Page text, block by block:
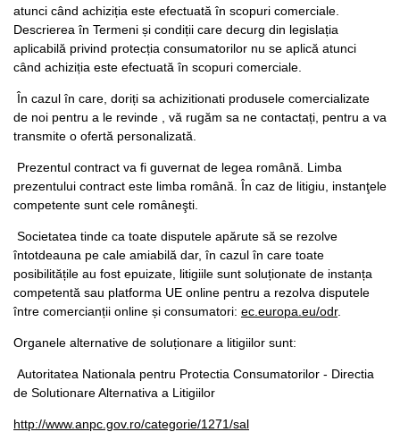
atunci când achiziția este efectuată în scopuri comerciale.
Descrierea în Termeni și condiții care decurg din legislația
aplicabilă privind protecția consumatorilor nu se aplică atunci
când achiziția este efectuată în scopuri comerciale.
În cazul în care, doriți sa achizitionati produsele comercializate
de noi pentru a le revinde , vă rugăm sa ne contactați, pentru a va
transmite o ofertă personalizată.
Prezentul contract va fi guvernat de legea română. Limba
prezentului contract este limba română. În caz de litigiu, instanţele
competente sunt cele româneşti.
Societatea tinde ca toate disputele apărute să se rezolve
întotdeauna pe cale amiabilă dar, în cazul în care toate
posibilitățile au fost epuizate, litigiile sunt soluționate de instanța
competentă sau platforma UE online pentru a rezolva disputele
între comercianții online și consumatori: ec.europa.eu/odr.
Organele alternative de soluționare a litigiilor sunt:
Autoritatea Nationala pentru Protectia Consumatorilor - Directia
de Solutionare Alternativa a Litigiilor
http://www.anpc.gov.ro/categorie/1271/sal